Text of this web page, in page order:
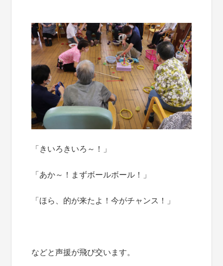
「きいろきいろ～！」
「あか～！まずボールボール！」
「ほら、的が来たよ！今がチャンス！」
などと声援が飛び交います。